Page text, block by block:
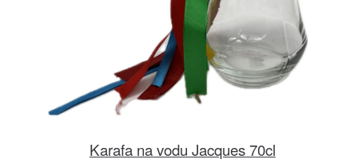
Karafa na vodu Jacques 70cl